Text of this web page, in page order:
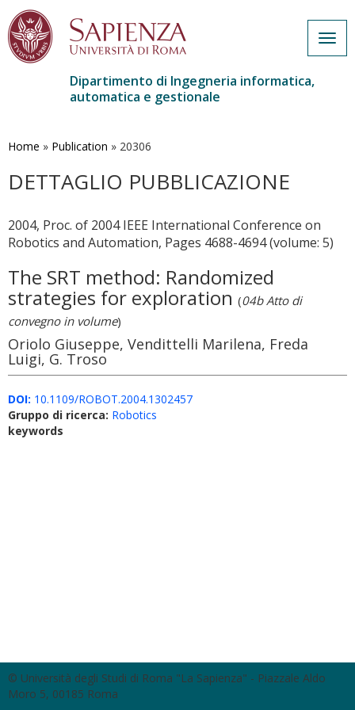
contenuto
Dipartimento di Ingegneria informatica,
automatica e gestionale
Home » Publication » 20306
DETTAGLIO PUBBLICAZIONE
2004, Proc. of 2004 IEEE International Conference on
Robotics and Automation, Pages 4688-4694 (volume: 5)
The SRT method: Randomized
strategies for exploration (04b Atto di
convegno in volume)
Oriolo Giuseppe, Vendittelli Marilena, Freda
Luigi, G. Troso
DOI: 10.1109/ROBOT.2004.1302457
Gruppo di ricerca: Robotics
keywords
© Università degli Studi di Roma "La Sapienza" - Piazzale Aldo
Moro 5, 00185 Roma